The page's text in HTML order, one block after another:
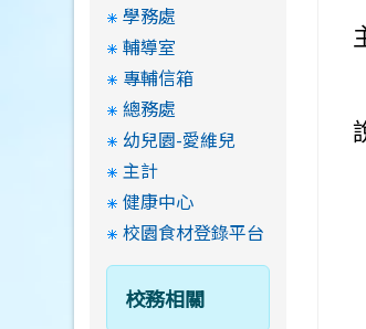
學務處
輔導室
專輔信箱
總務處
幼兒園-愛維兒
主計
健康中心
校園食材登錄平台
校務相關